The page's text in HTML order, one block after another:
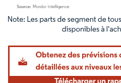
Image © Mordor Intelligence. La